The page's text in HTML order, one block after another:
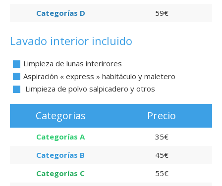
Categorías D
59€
Lavado interior incluido
Limpieza de lunas interirores
Aspiración « express » habitáculo y maletero
Limpieza de polvo salpicadero y otros
Categorias Precio
Categorías A
35€
Categorías B
45€
Categorías C
55€